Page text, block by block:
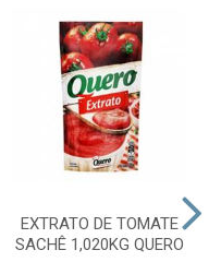
EXTRATO DE TOMATE
SACHÊ 1,020KG QUERO